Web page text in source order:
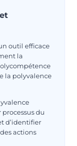
outil efficace
la
la polyvalence
du
d’identifier
actions